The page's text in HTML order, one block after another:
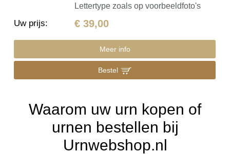
Lettertype zoals op voorbeeldfoto's
Uw prijs: € 39,00
Meer info
Bestel
Waarom uw urn kopen of
urnen bestellen bij
Urnwebshop.nl